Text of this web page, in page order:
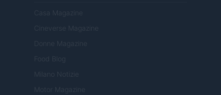
Casa Magazine
Cineverse Magazine
Donne Magazine
Food Blog
Milano Notizie
Motor Magazine